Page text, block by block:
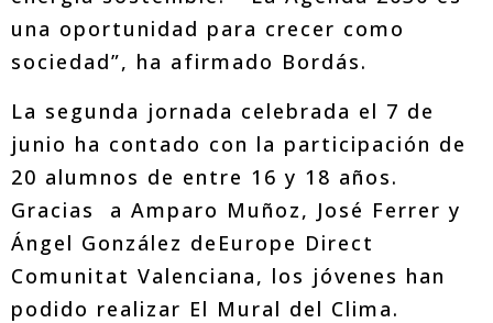
una oportunidad para crecer como
sociedad”, ha afirmado Bordás.
La segunda jornada celebrada el 7 de
junio ha contado con la participación de
20 alumnos de entre 16 y 18 años.
Gracias a Amparo Muñoz, José Ferrer y
Ángel González deEurope Direct
Comunitat Valenciana, los jóvenes han
podido realizar El Mural del Clima.